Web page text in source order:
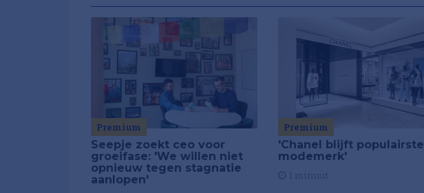
Premium
Seepje zoekt ceo voor
groeifase: 'We willen niet
opnieuw tegen stagnatie
aanlopen'
Premium
'Chanel blijft populairste
modemerk'